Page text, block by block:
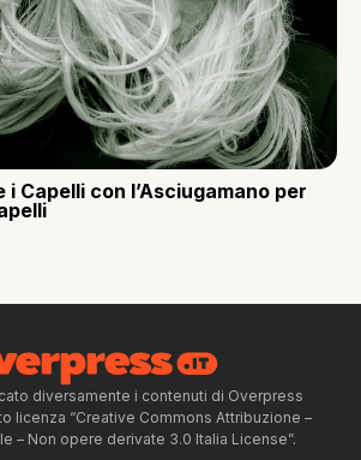
i Capelli con l’Asciugamano per
diversamente i contenuti di Overpress
licenza “Creative Commons Attribuzione –
– Non opere derivate 3.0 Italia License”.